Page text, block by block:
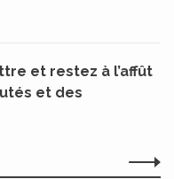
et restez à l’affût
et des